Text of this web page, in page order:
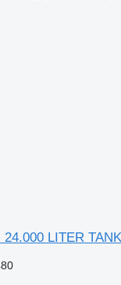
LITER